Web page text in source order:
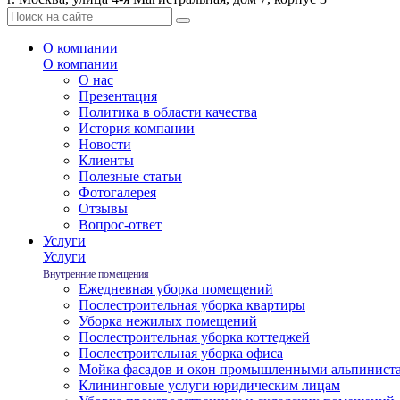
О компании
О компании
O нас
Презентация
Политика в области качества
История компании
Новости
Клиенты
Полезные статьи
Фотогалерея
Отзывы
Вопрос-ответ
Услуги
Услуги
Внутренние помещения
Ежедневная уборка помещений
Послестроительная уборка квартиры
Уборка нежилых помещений
Послестроительная уборка коттеджей
Послестроительная уборка офиса
Мойка фасадов и окон промышленными
Клининговые услуги юридическим лицам